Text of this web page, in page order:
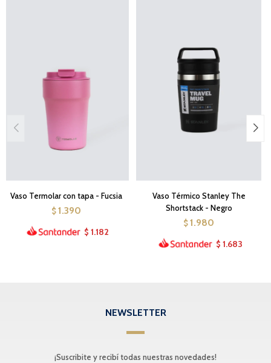
Vaso Termolar con tapa - Fucsia
$ 1.390
$ 1.182
Vaso Térmico Stanley The
Shortstack - Negro
$ 1.980
$ 1.683
NEWSLETTER
¡Suscribite y recibí todas nuestras novedades!